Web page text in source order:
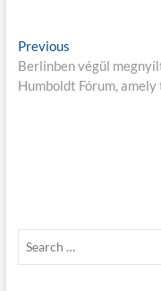
B
e
z
é
Previous
r
e
t
Berlinben végül
Humboldt Fórum,